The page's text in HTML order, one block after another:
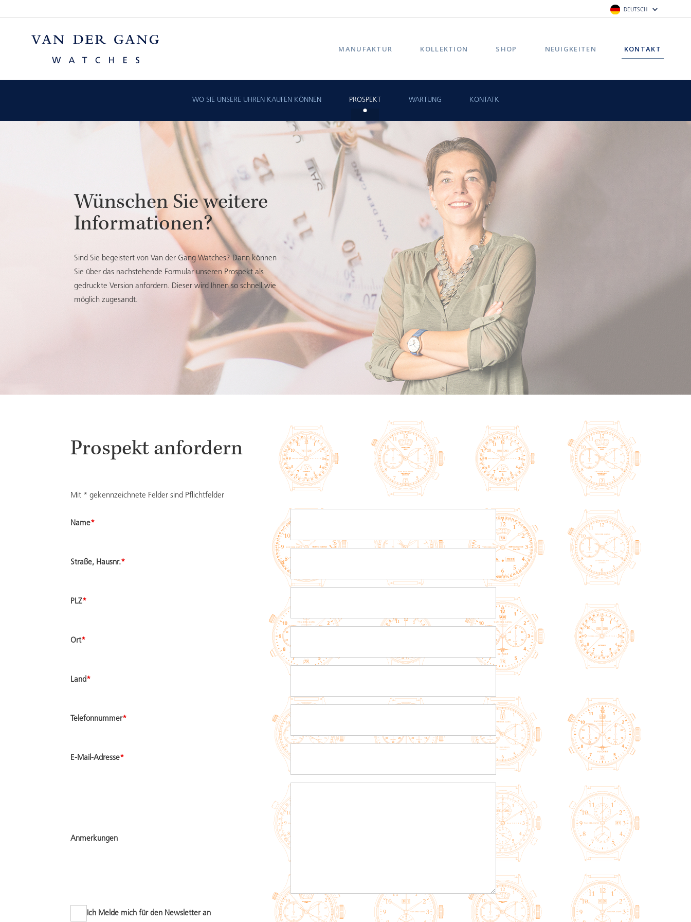
DEUTSCH
MANUFAKTUR KOLLEKTION SHOP NEUIGKEITEN KONTAKT
WO SIE UNSERE UHREN KAUFEN KÖNNEN PROSPEKT WARTUNG KONTATK
Wünschen Sie weitere
Informationen?
Sind Sie begeistert von Van der Gang Watches? Dann können
Sie über das nachstehende Formular unseren Prospekt als
gedruckte Version anfordern. Dieser wird Ihnen so schnell wie
möglich zugesandt.
Prospekt anfordern
Mit * gekennzeichnete Felder sind Pflichtfelder
Name*
Straße, Hausnr.*
PLZ*
Ort*
Land*
Telefonnummer*
E-Mail-Adresse*
Anmerkungen
Ich Melde mich für den Newsletter an